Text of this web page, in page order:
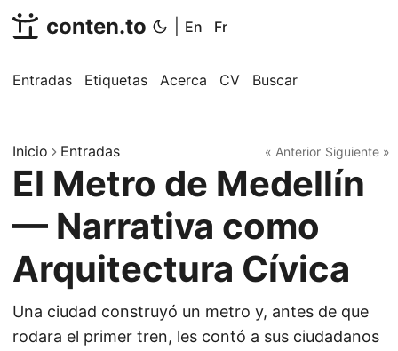
conten.to En Fr
Entradas Etiquetas Acerca CV Buscar
Inicio Entradas « Anterior Siguiente »
El Metro de Medellín
— Narrativa como
Arquitectura Cívica
Una ciudad construyó un metro y, antes de que
rodara el primer tren, les contó a sus ciudadanos